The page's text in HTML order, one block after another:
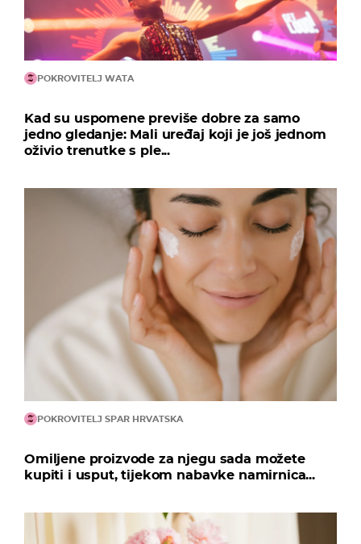
POKROVITELJ WATA
Kad su uspomene previše dobre za samo
jedno gledanje: Mali uređaj koji je još jednom
oživio trenutke s ple...
POKROVITELJ SPAR HRVATSKA
Omiljene proizvode za njegu sada možete
kupiti i usput, tijekom nabavke namirnica...